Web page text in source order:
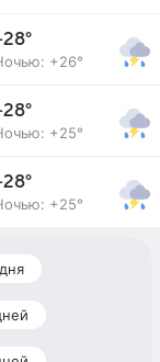
+26°
+25°
+25°